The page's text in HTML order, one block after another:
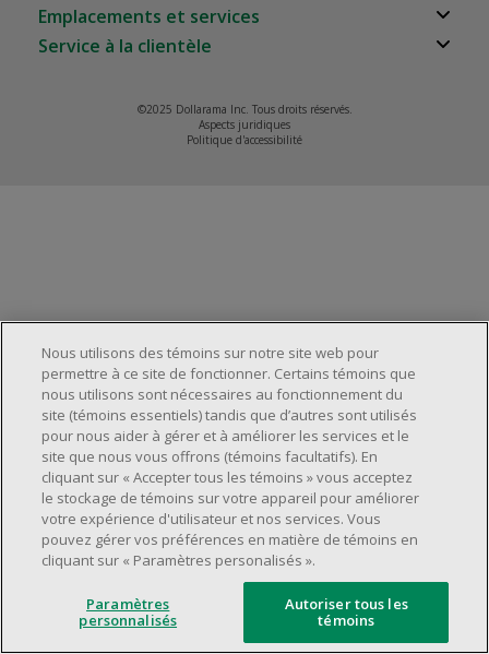
À propos
Emplacements et services
Localisateur de magasins
Partenaires immobiliers
Service à la clientèle
©2025 Dollarama Inc. Tous droits réservés.
Aspects juridiques
Politique d'accessibilité
Nous utilisons des témoins sur notre site web pour
permettre à ce site de fonctionner. Certains témoins que
nous utilisons sont nécessaires au fonctionnement du
site (témoins essentiels) tandis que d’autres sont utilisés
pour nous aider à gérer et à améliorer les services et le
site que nous vous offrons (témoins facultatifs). En
cliquant sur « Accepter tous les témoins » vous acceptez
le stockage de témoins sur votre appareil pour améliorer
votre expérience d'utilisateur et nos services. Vous
pouvez gérer vos préférences en matière de témoins en
cliquant sur « Paramètres personalisés ».
Paramètres
personnalisés
Autoriser tous les
témoins